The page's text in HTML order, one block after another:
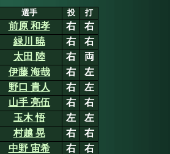
選手 投 打
前原 和孝 右
右
緑川 暁 右
右
太田 陸 右
両
伊藤 海哉 右
左
野口 貴人 右
左
山手 亮伍 右
右
玉木 悟 左
左
村越 晃 右
右
中野 宙希 右 右